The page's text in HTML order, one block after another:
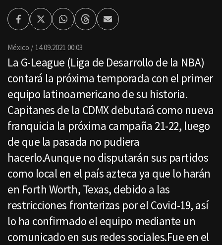
FacebookTwitterWhatsappThreadsEnviar
por
México 14.09.2021 00:03
La G-League (Liga de Desarrollo de la NBA)
contará la próxima temporada con el primer
equipo latinoamericano de su historia.
Capitanes de la CDMX debutará como nueva
franquicia la próxima campaña 21-22, luego
de que la pasada no pudiera
hacerlo.Aunque no disputarán sus partidos
como local en el país azteca ya que lo harán
en Forth Worth, Texas, debido a las
restricciones fronterizas por el Covid-19, así
lo ha confirmado el equipo mediante un
comunicado en sus redes sociales.Fue en el